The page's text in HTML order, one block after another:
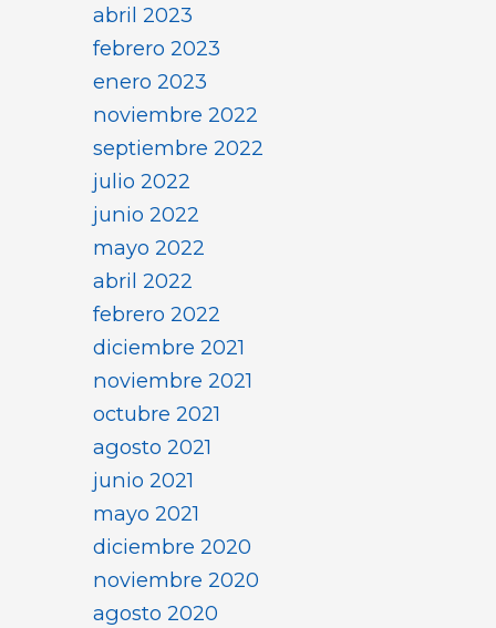
abril 2023
febrero 2023
enero 2023
noviembre 2022
septiembre 2022
julio 2022
junio 2022
mayo 2022
abril 2022
febrero 2022
diciembre 2021
noviembre 2021
octubre 2021
agosto 2021
junio 2021
mayo 2021
diciembre 2020
noviembre 2020
agosto 2020